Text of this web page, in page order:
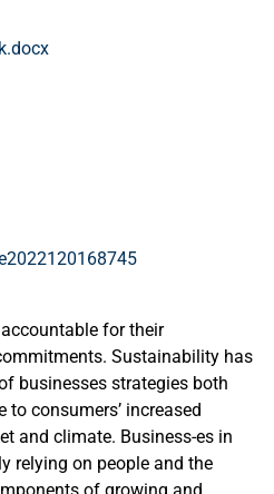
for their
Sustainability has
businesses strategies both
consumers’ increased
and climate. Business-es in
relying on people and the